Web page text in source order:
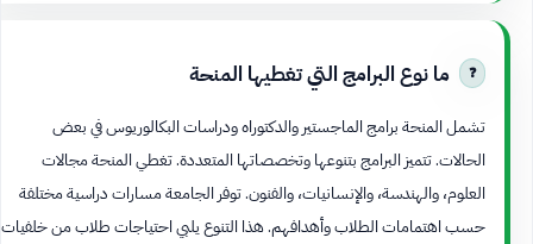
ما نوع البرامج التي تغطيها المنحة
تشمل المنحة برامج الماجستير والدكتوراه ودراسات البكالوريوس في بعض
الحالات. تتميز البرامج بتنوعها وتخصصاتها المتعددة. تغطي المنحة مجالات
العلوم، والهندسة، والإنسانيات، والفنون. توفر الجامعة مسارات دراسية مختلفة
حسب اهتمامات الطلاب وأهدافهم. هذا التنوع يلبي احتياجات طلاب من خلفيات